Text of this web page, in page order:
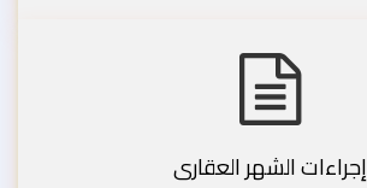
إجراءات الشهر العقارى